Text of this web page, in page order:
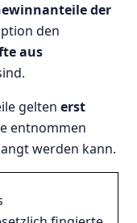
der
den
aus
geltenerst
entnommen
werden kann.